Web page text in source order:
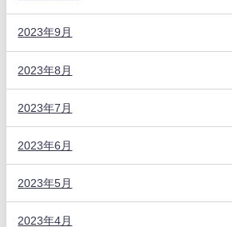
2023年9月
2023年8月
2023年7月
2023年6月
2023年5月
2023年4月